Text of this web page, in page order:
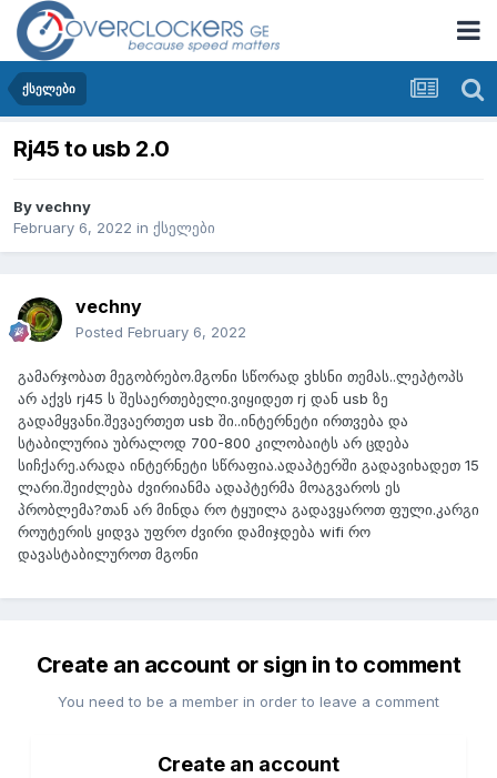
ქსელები
Rj45 to usb 2.0
Byvechny
February 6, 2022 in ქსელები
vechny
Posted February 6, 2022
გამარჯობათ მეგობრებო.მგონი სწორად ვხსნი თემას..ლეპტოპს
არ აქვს rj45 ს შესაერთებელი.ვიყიდეთ rj დან usb ზე
გადამყვანი.შევაერთეთ usb ში..ინტერნეტი ირთვება და
სტაბილურია უბრალოდ 700-800 კილობაიტს არ ცდება
სიჩქარე.არადა ინტერნეტი სწრაფია.ადაპტერში გადავიხადეთ 15
ლარი.შეიძლება ძვირიანმა ადაპტერმა მოაგვაროს ეს
პრობლემა?თან არ მინდა რო ტყუილა გადავყაროთ ფული.კარგი
როუტერის ყიდვა უფრო ძვირი დამიჯდება wifi რო
დავასტაბილუროთ მგონი
Create an account or sign in to comment
You need to be a member in order to leave a comment
Create an account